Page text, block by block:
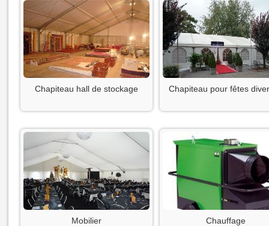
Chapiteau hall de stockage Chapiteau pour fêtes
Mobilier Chauffage